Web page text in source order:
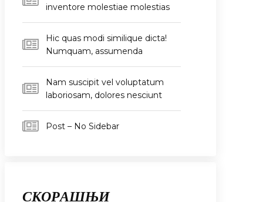
inventore molestiae molestias
Hic quas modi similique dicta!
Numquam, assumenda
Nam suscipit vel voluptatum
laboriosam, dolores nesciunt
Post – No Sidebar
СКОРАШЊИ